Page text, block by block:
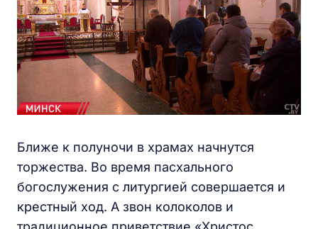
Ближе к полуночи в храмах начнутся
торжества. Во время пасхального
богослужения с литургией совершается и
крестный ход. А звон колоколов и